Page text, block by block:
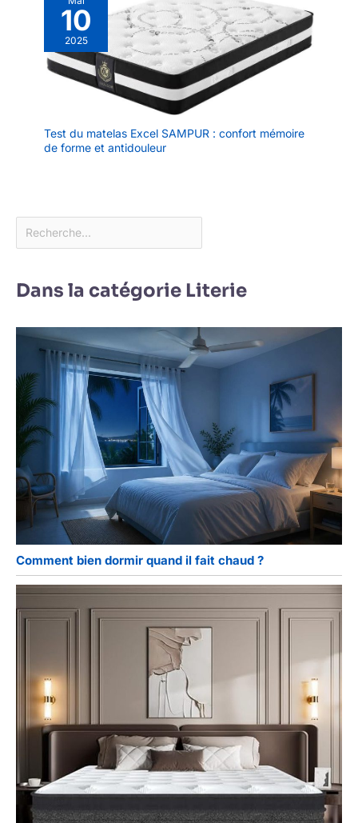
10
2025
Test du matelas Excel SAMPUR : confort mémoire
de forme et antidouleur
Dans la catégorie Literie
Comment bien dormir quand il fait chaud ?